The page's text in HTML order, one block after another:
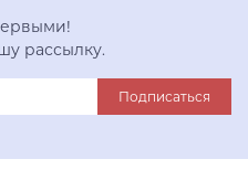
рассылку.
Подписаться